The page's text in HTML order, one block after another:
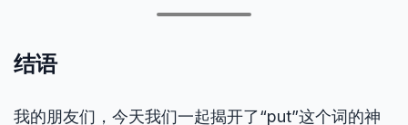
结语
我的朋友们，今天我们一起揭开了“put”这个词的神